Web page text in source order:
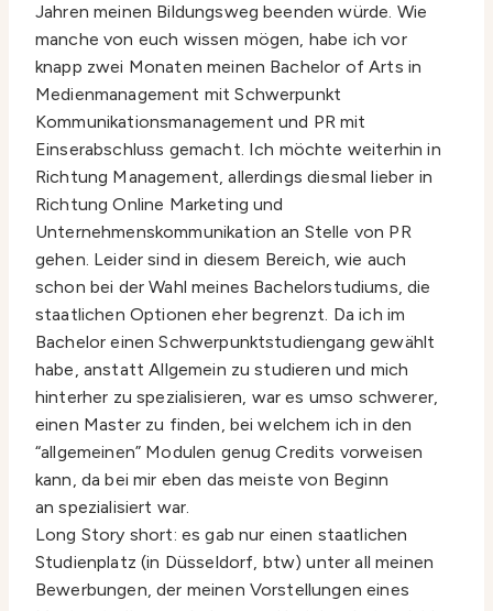
Jahren meinen Bildungsweg beenden würde. Wie
manche von euch wissen mögen, habe ich vor
knapp zwei Monaten meinen Bachelor of Arts in
Medienmanagement mit Schwerpunkt
Kommunikationsmanagement und PR mit
Einserabschluss gemacht. Ich möchte weiterhin in
Richtung Management, allerdings diesmal lieber in
Richtung Online Marketing und
Unternehmenskommunikation an Stelle von PR
gehen. Leider sind in diesem Bereich, wie auch
schon bei der Wahl meines Bachelorstudiums, die
staatlichen Optionen eher begrenzt. Da ich im
Bachelor einen Schwerpunktstudiengang gewählt
habe, anstatt Allgemein zu studieren und mich
hinterher zu spezialisieren, war es umso schwerer,
einen Master zu finden, bei welchem ich in den
“allgemeinen” Modulen genug Credits vorweisen
kann, da bei mir eben das meiste von Beginn
an spezialisiert war.
Long Story short: es gab nur einen staatlichen
Studienplatz (in Düsseldorf, btw) unter all meinen
Bewerbungen, der meinen Vorstellungen eines